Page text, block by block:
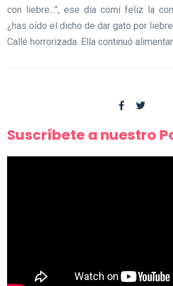
con liebre...”, ese día comí feliz la
¿has oído el dicho de dar gato por
Callé horrorizada. Ella continuó
Suscríbete a nuestro